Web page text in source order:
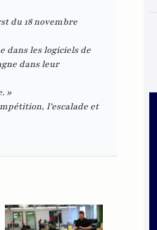
du 18 novembre
dans les logiciels de
dans leur
»
l’escalade et